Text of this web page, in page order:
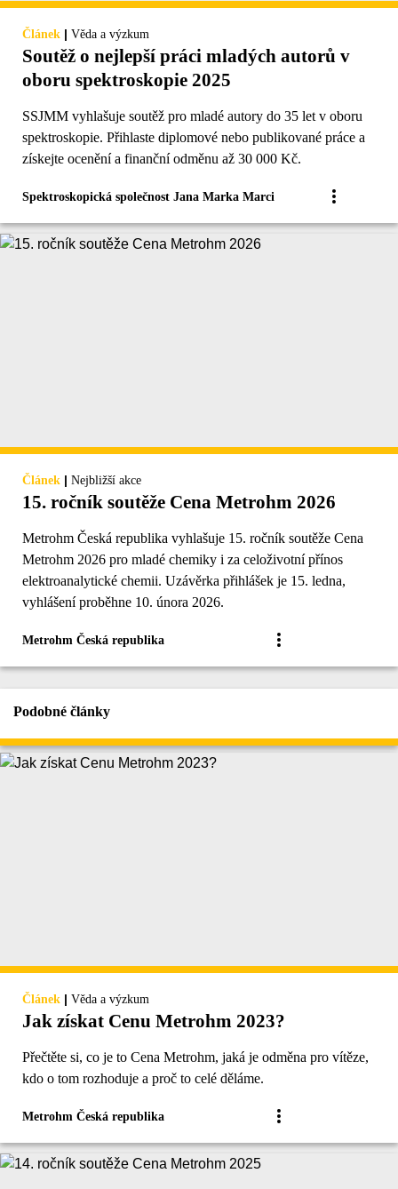
Článek | Věda a výzkum
Soutěž o nejlepší práci mladých autorů v
oboru spektroskopie 2025
SSJMM vyhlašuje soutěž pro mladé autory do 35 let v oboru
spektroskopie. Přihlaste diplomové nebo publikované práce a
získejte ocenění a finanční odměnu až 30 000 Kč.
Spektroskopická společnost Jana Marka Marci
Článek | Nejbližší akce
15. ročník soutěže Cena Metrohm 2026
Metrohm Česká republika vyhlašuje 15. ročník soutěže Cena
Metrohm 2026 pro mladé chemiky i za celoživotní přínos
elektroanalytické chemii. Uzávěrka přihlášek je 15. ledna,
vyhlášení proběhne 10. února 2026.
Metrohm Česká republika
Podobné články
Článek | Věda a výzkum
Jak získat Cenu Metrohm 2023?
Přečtěte si, co je to Cena Metrohm, jaká je odměna pro vítěze,
kdo o tom rozhoduje a proč to celé děláme.
Metrohm Česká republika